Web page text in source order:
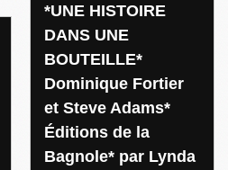
*UNE HISTOIRE
DANS UNE
BOUTEILLE*
Dominique Fortier
et Steve Adams*
Éditions de la
Bagnole* par Lynda